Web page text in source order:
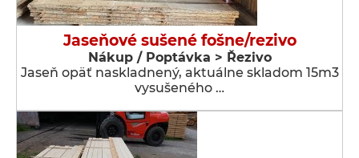
Jaseňové sušené fošne/rezivo
Nákup / Poptávka > Řezivo
Jaseň opäť naskladnený, aktuálne skladom 15m3
vysušeného …